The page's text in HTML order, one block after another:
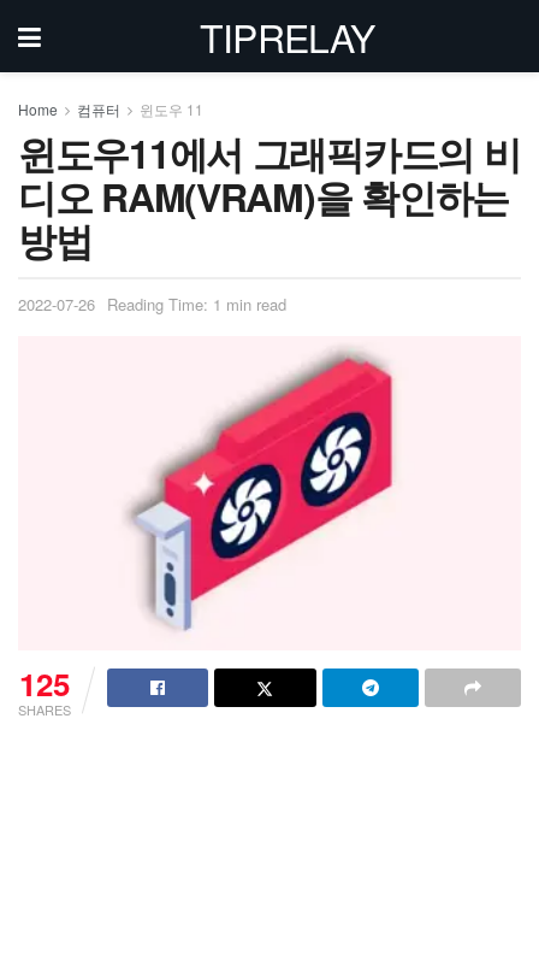
TIPRELAY
Home 컴퓨터 윈도우 11
윈도우11에서 그래픽카드의 비
디오 RAM(VRAM)을 확인하는
방법
2022-07-26 Reading Time: 1 min read
125
SHARES